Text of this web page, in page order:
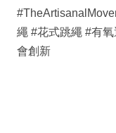
繩 #花式跳繩 #有
會創新